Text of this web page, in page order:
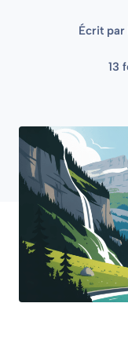
Écrit par
13